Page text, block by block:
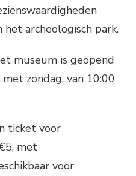
het archeologisch park.
museum is geopend
zondag, van 10:00
ticket voor
met
voor